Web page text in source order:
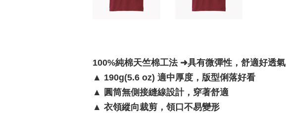
100%純棉天竺棉工法 ➜具有微彈性，舒適好透氣
▲ 190g(5.6 oz) 適中厚度，版型俐落好看
▲ 圓筒無側接縫線設計，穿著舒適
▲ 衣領縱向裁剪，領口不易變形